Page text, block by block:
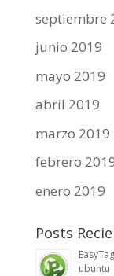
septiembre
junio 2019
mayo 2019
abril 2019
marzo 2019
febrero
enero 2019
Posts
ubuntu